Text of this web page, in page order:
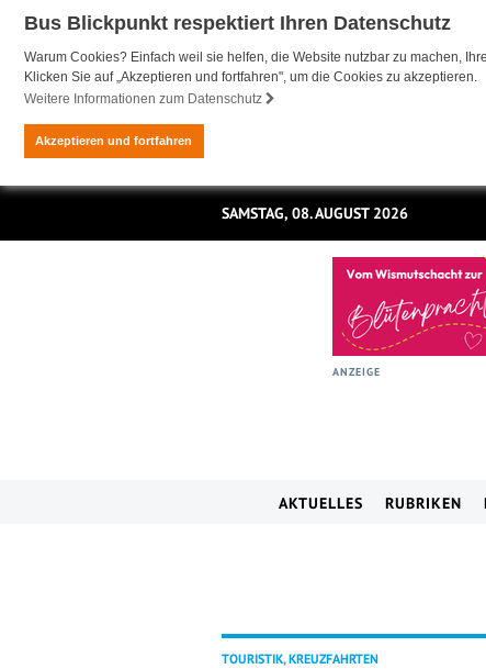
Bus Blickpunkt respektiert Ihren Datenschutz
Warum Cookies? Einfach weil sie helfen, die Website nutzbar zu machen,
Klicken Sie auf „Akzeptieren und fortfahren", um die Cookies zu akzeptieren.
Weitere Informationen zum Datenschutz
Akzeptieren und fortfahren
SAMSTAG, 08. AUGUST 2026
ANZEIGE
AKTUELLES RUBRIKEN
TOURISTIK, KREUZFAHRTEN